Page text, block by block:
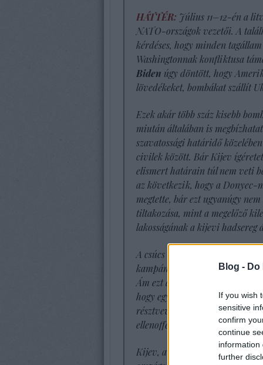
Blog -
If you wish
sensitive
confirm
continue
information
further
HÁTTÉR: Július 11–12-én a
NATO-országok vezetői. A
kérdéses, hogy minden
Washingtonnak konfliktusa
Biden úgy döntött, hogy
lövedékeket, bombákat szállít
Ezek akár több száz kisebb
miután általában is
szavatossági határidő
civilek között. Bár Kijev
elismert határain túl nem veti
az következik, hogy a Donyec-
megtette, bár ezt ugyanúgy
tiltakozása, mint a megelőző
lakosságának a kijevi hadsereg
A csúcs további
kampányolt, hogy országa
Ám ezt az amerikai elnök,
hogy egy senkit semmire nem
résztvevők. Ezt
Zelenszkij
ellenoffenzíva kudarca után.
Kijev, a kudarc miatt is,